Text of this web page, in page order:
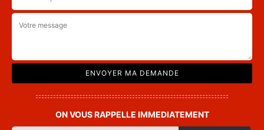
ON VOUS RAPPELLE IMMEDIATEMENT